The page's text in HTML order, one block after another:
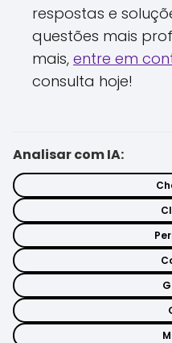
respostas e
questões mais
mais, entre em
consulta hoje!
Analisar com IA: